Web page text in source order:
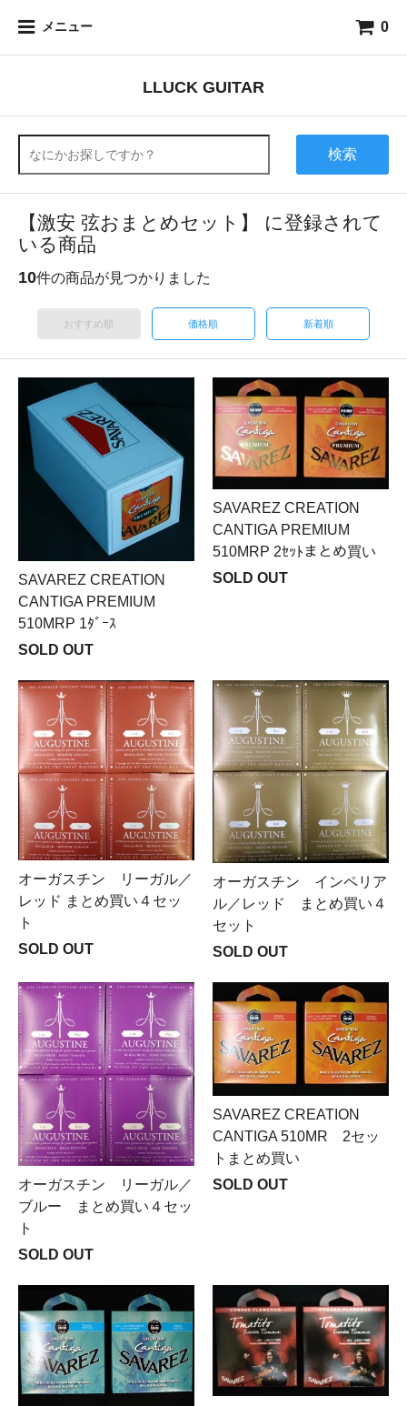
メニュー 0
LLUCK GUITAR
検索
【激安 弦おまとめセット】 に登録されて
いる商品
10件の商品が見つかりました
おすすめ順 価格順 新着順
SAVAREZ CREATION
CANTIGA PREMIUM
510MRP 1ﾀﾞｰｽ
SOLD OUT
SAVAREZ CREATION
CANTIGA PREMIUM
510MRP 2ｾｯﾄまとめ買い
SOLD OUT
オーガスチン リーガル／
レッド まとめ買い４セッ
ト
SOLD OUT
オーガスチン インペリア
ル／レッド まとめ買い４
セット
SOLD OUT
オーガスチン リーガル／
ブルー まとめ買い４セッ
ト
SOLD OUT
SAVAREZ CREATION
CANTIGA 510MR 2セッ
トまとめ買い
SOLD OUT